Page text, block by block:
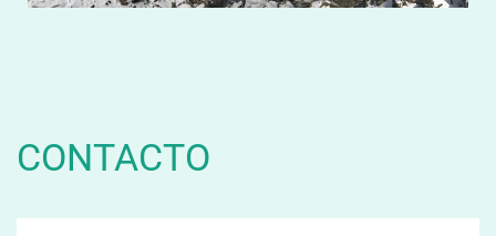
CONTACTO